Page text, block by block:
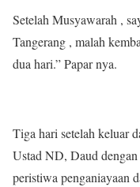
Setelah Musyawarah ,
Tangerang , malah
dua hari.” Papar nya.
Tiga hari setelah keluar
Ustad ND, Daud
peristiwa penganiayaan